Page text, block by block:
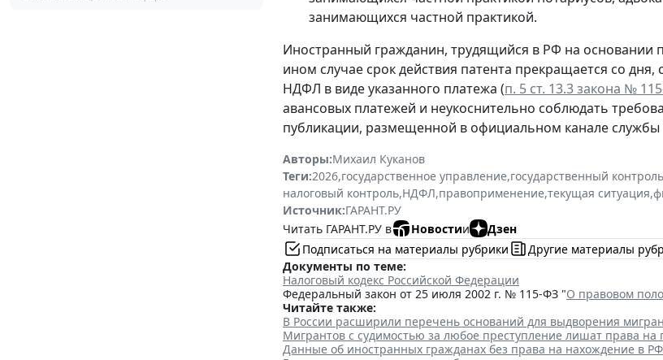
занимающихся частной практикой.
Иностранный гражданин, трудящийся в РФ на основании
ином случае срок действия патента прекращается со
НДФЛ в виде указанного платежа (п. 5 ст. 13.3 закона №
авансовых платежей и неукоснительно соблюдать
публикации, размещенной в официальном канале
Авторы:Михаил Куканов
Теги:2026,государственное управление,государственный
налоговый контроль,НДФЛ,правоприменение,текущая ситуация,
Источник:ГАРАНТ.РУ
Читать ГАРАНТ.РУ в
Новостии
Дзен
Подписаться на материалы рубрики
Другие материалы
Документы по теме:
Налоговый кодекс Российской Федерации
Федеральный закон от 25 июля 2002 г. № 115-ФЗ "О правовом
Читайте также:
В России расширили перечень оснований для выдворения
Мигрантов с судимостью за любое преступление лишат права на
Данные об иностранных гражданах без права на нахождение в